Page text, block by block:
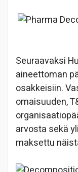
Seuraavaksi
aineettoman
osakkeisiin.
omaisuuden,
arvosta sekä
maksettu